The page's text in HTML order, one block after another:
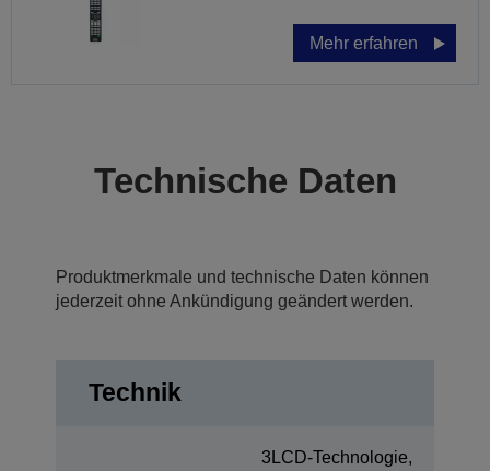
Mehr erfahren
Technische Daten
Produktmerkmale und technische Daten können
jederzeit ohne Ankündigung geändert werden.
Technik
3LCD-Technologie,